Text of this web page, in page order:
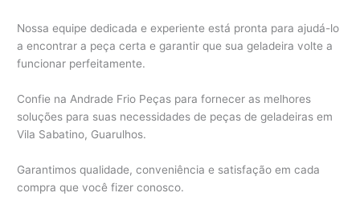
Nossa equipe dedicada e experiente está pronta para ajudá-lo
a encontrar a peça certa e garantir que sua geladeira volte a
funcionar perfeitamente.
Confie na Andrade Frio Peças para fornecer as melhores
soluções para suas necessidades de peças de geladeiras em
Vila Sabatino, Guarulhos.
Garantimos qualidade, conveniência e satisfação em cada
compra que você fizer conosco.